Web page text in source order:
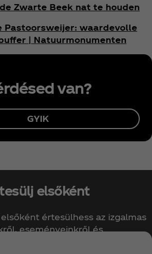
Zwarte Beek nat te houden
Pastoorsweijer: waardevolle
| Natuurmonumenten
van?
GYIK
elsőként
értesülhess az izgalmas
eseményeinkről és